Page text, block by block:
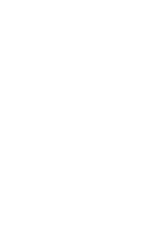
実装、スキー
チューニング、
、バッチや非同
品質の維持・改
に加え、Claud
Copilot
への理解・適